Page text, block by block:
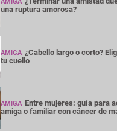
AMIGA
una ruptura amorosa?
AMIGA ¿Cabello largo o corto?
tu cuello
AMIGA Entre mujeres: guía para
amiga o familiar con cáncer de